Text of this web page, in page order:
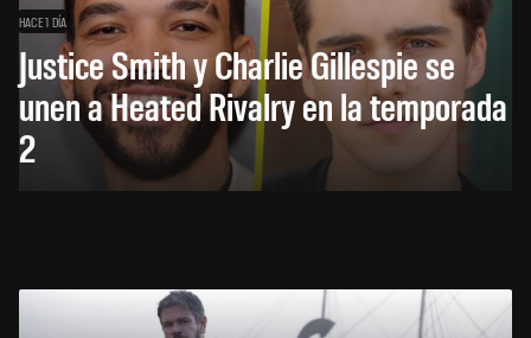
HACE 1 DÍA
Justice Smith y Charlie Gillespie se
unen a Heated Rivalry en la temporada
2